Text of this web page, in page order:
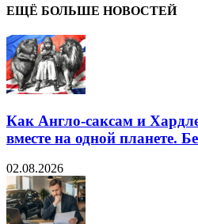
ЕЩЁ БОЛЬШЕ НОВОСТЕЙ
Как Англо-саксам и
вместе на одной планете.
02.08.2026